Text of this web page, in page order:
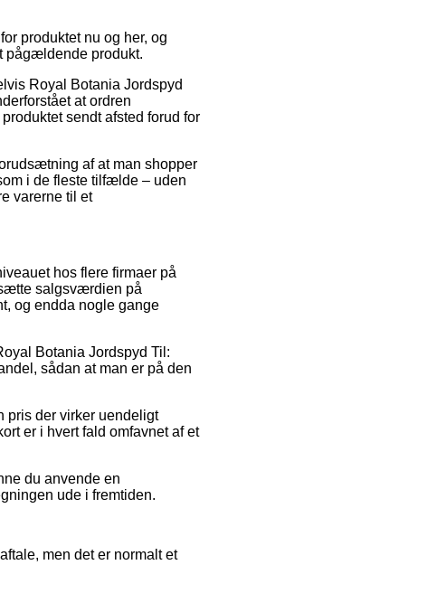
produktet nu og her, og
pågældende produkt.
Royal Botania Jordspyd
at ordren
sendt afsted forud for
af at man shopper
i de fleste tilfælde – uden
varerne til et
hos flere firmaer på
salgsværdien på
og endda nogle gange
Botania Jordspyd Til:
sådan at man er på den
pris der virker uendeligt
er i hvert fald omfavnet af et
du anvende en
ude i fremtiden.
men det er normalt et